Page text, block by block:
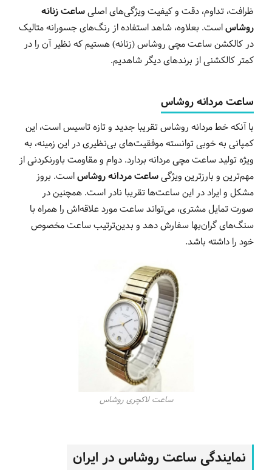
ظرافت، تداوم، دقت و کیفیت ویژگی‌های اصلیساعت زنانه
روشاساست. بعلاوه، شاهد استفاده از رنگ‌های جسورانه متالیک
در کالکشن ساعت مچی روشاس (زنانه) هستیم که نظیر آن را در
کمتر کالکشنی از برندهای دیگر شاهدیم.
ساعت مردانه روشاس
با آنکه خط مردانه روشاس تقریبا جدید و تازه تاسیس است، این
کمپانی به خوبی توانسته موفقیت‌های بی‌نظیری در این زمینه، به
ویژه تولید ساعت مچی مردانه بردارد. دوام و مقاومت باورنکردنی از
مهم‌ترین و بارزترین ویژگیساعت مردانه روشاساست. بروز
مشکل و ایراد در این ساعت‌ها تقریبا نادر است. همچنین در
صورت تمایل مشتری، می‌تواند ساعت مورد علاقه‌اش را همراه با
سنگ‌های گران‌بها سفارش دهد و بدین‌ترتیب ساعت مخصوص
خود را داشته باشد.
ساعت لاکچری روشاس
نمایندگی ساعت روشاس در ایران